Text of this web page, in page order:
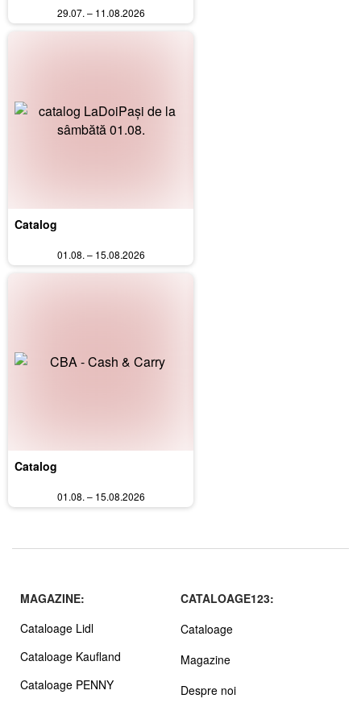
29.07. – 11.08.2026
Catalog
01.08. – 15.08.2026
Catalog
01.08. – 15.08.2026
MAGAZINE:
Cataloage Lidl
Cataloage Kaufland
Cataloage PENNY
CATALOAGE123:
Cataloage
Magazine
Despre noi